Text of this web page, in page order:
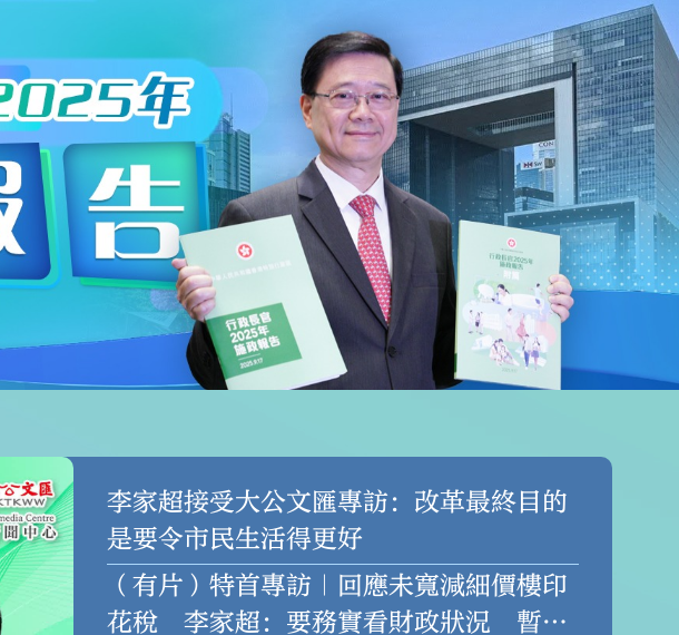
李家超接受大公文匯專訪：改革最終目的
是要令市民生活得更好
（有片）特首專訪｜回應未寬減細價樓印
花稅 李家超：要務實看財政狀況 暫時